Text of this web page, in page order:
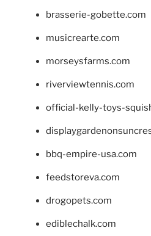
brasserie-gobette.com
musicrearte.com
morseysfarms.com
riverviewtennis.com
official-kelly-toys-
bbq-empire-usa.com
feedstoreva.com
drogopets.com
ediblechalk.com